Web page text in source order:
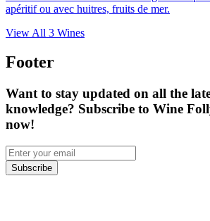
apéritif ou avec huitres, fruits de mer.
View All 3 Wines
Footer
Want to stay updated on all the
knowledge? Subscribe to Wine
now!
Subscribe